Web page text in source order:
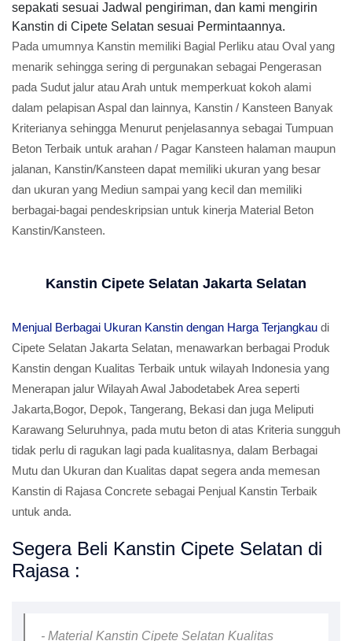
sepakati sesuai Jadwal pengiriman, dan kami mengirin
Kanstin di Cipete Selatan sesuai Permintaannya.
Pada umumnya Kanstin memiliki Bagial Perliku atau Oval yang
menarik sehingga sering di pergunakan sebagai Pengerasan
pada Sudut jalur atau Arah untuk memperkuat kokoh alami
dalam pelapisan Aspal dan lainnya, Kanstin / Kansteen Banyak
Kriterianya sehingga Menurut penjelasannya sebagai Tumpuan
Beton Terbaik untuk arahan / Pagar Kansteen halaman maupun
jalanan, Kanstin/Kansteen dapat memiliki ukuran yang besar
dan ukuran yang Mediun sampai yang kecil dan memiliki
berbagai-bagai pendeskripsian untuk kinerja Material Beton
Kanstin/Kansteen.
Kanstin Cipete Selatan Jakarta Selatan
Menjual Berbagai Ukuran Kanstin dengan Harga Terjangkau di
Cipete Selatan Jakarta Selatan, menawarkan berbagai Produk
Kanstin dengan Kualitas Terbaik untuk wilayah Indonesia yang
Menerapan jalur Wilayah Awal Jabodetabek Area seperti
Jakarta,Bogor, Depok, Tangerang, Bekasi dan juga Meliputi
Karawang Seluruhnya, pada mutu beton di atas Kriteria sungguh
tidak perlu di ragukan lagi pada kualitasnya, dalam Berbagai
Mutu dan Ukuran dan Kualitas dapat segera anda memesan
Kanstin di Rajasa Concrete sebagai Penjual Kanstin Terbaik
untuk anda.
Segera Beli Kanstin Cipete Selatan di
Rajasa :
- Material Kanstin Cipete Selatan Kualitas